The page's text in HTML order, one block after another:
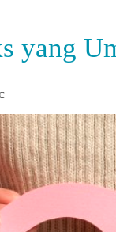
yang